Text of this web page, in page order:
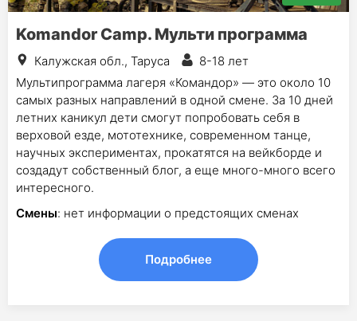
Komandor Camp. Мульти программа
Калужская обл., Таруса
8-18 лет
Мультипрограмма лагеря «Командор» — это около 10
самых разных направлений в одной смене. За 10 дней
летних каникул дети смогут попробовать себя в
верховой езде, мототехнике, современном танце,
научных экспериментах, прокатятся на вейкборде и
создадут собственный блог, а еще много-много всего
интересного.
Смены: нет информации о предстоящих сменах
Подробнее